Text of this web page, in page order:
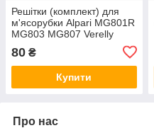
Решітки (комплект) для
м'ясорубки Alpari MG801R
MG803 MG807 Verelly
80 ₴
Купити
Про нас